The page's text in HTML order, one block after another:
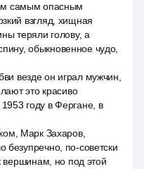
самым опасным
взгляд, хищная
теряли голову, а
обыкновенное чудо,
везде он играл мужчин,
это красиво
году в Фергане, в
Марк Захаров,
безупречно, по-советски
вершинам, но под этой